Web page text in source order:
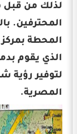
لذلك من قبل
المحترفين.
المحطة
الذي يقوم
لتوفير رؤية
المصرية.